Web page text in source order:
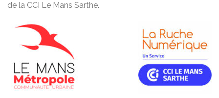
de la CCI Le Mans Sarthe.